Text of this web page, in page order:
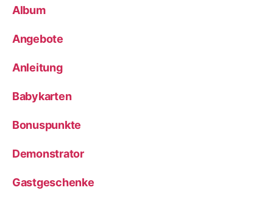
Album
Angebote
Anleitung
Babykarten
Bonuspunkte
Demonstrator
Gastgeschenke